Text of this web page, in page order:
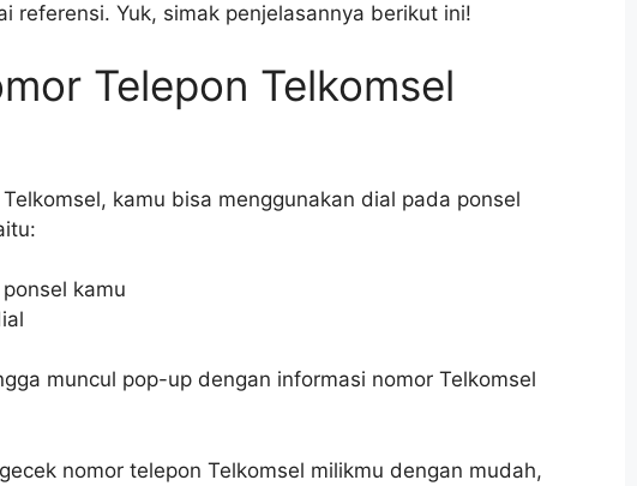
referensi. Yuk, simak penjelasannya berikut ini!
Telepon Telkomsel
kamu bisa menggunakan dial pada ponsel
kamu
muncul pop-up dengan informasi nomor Telkomsel
nomor telepon Telkomsel milikmu dengan mudah,